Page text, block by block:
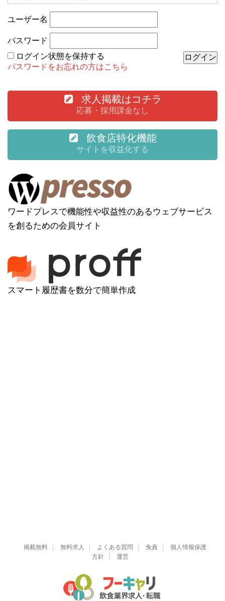
ユーザー名
パスワード
ログイン状態を保持する
パスワードをお忘れの方はこちら
求人掲載はコチラ
応募・採用課金なし
飲食店特化機能
サイトを収益化する
ワードプレスで機能性や収益性のあるウェブサービス
を創るための会員サイト
スマート履歴書を数分で簡単作成
掲載無料 無料求人 よくある質問 免責
個人情報保護
方針
運営